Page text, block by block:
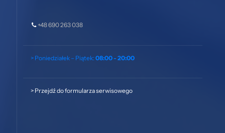
+48 690 263 038
> Poniedziałek – Piątek: 08:00 - 20:00
> Przejdź do formularza serwisowego